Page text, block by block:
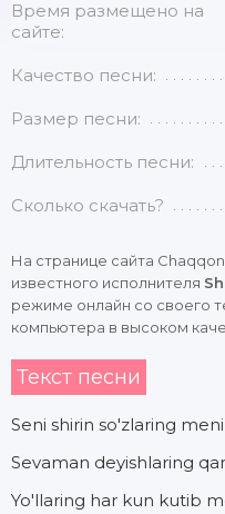
Время размещено на
сайте:
Качество песни:
Размер песни:
Длительность песни:
Сколько скачать?
На странице сайта
известного исполнителя
режиме онлайн со своего
компьютера в высоком
Текст песни
Seni shirin so'zlaring
Sevaman deyishlaring
Yo'llaring har kun kutib